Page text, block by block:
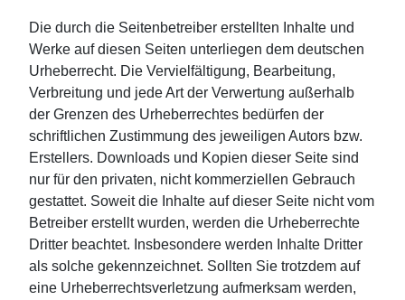
Die durch die Seitenbetreiber erstellten Inhalte und
Werke auf diesen Seiten unterliegen dem deutschen
Urheberrecht. Die Vervielfältigung, Bearbeitung,
Verbreitung und jede Art der Verwertung außerhalb
der Grenzen des Urheberrechtes bedürfen der
schriftlichen Zustimmung des jeweiligen Autors bzw.
Erstellers. Downloads und Kopien dieser Seite sind
nur für den privaten, nicht kommerziellen Gebrauch
gestattet. Soweit die Inhalte auf dieser Seite nicht vom
Betreiber erstellt wurden, werden die Urheberrechte
Dritter beachtet. Insbesondere werden Inhalte Dritter
als solche gekennzeichnet. Sollten Sie trotzdem auf
eine Urheberrechtsverletzung aufmerksam werden,